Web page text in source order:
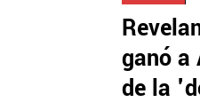
ganó a
de la